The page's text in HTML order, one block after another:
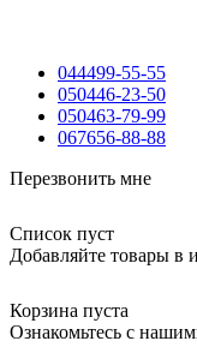
044499-55-55
050446-23-50
050463-79-99
067656-88-88
Перезвонить мне
Список пуст
Добавляйте товары в
Корзина пуста
Ознакомьтесь с